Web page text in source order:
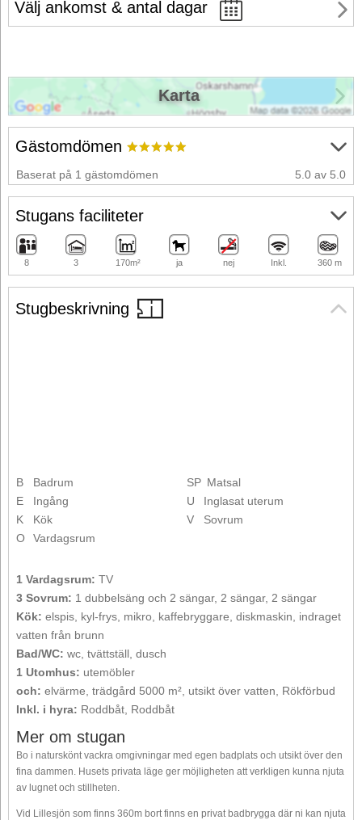
Välj ankomst & antal dagar
Stugbeskrivning
B
Badrum
E
Ingång
K
Kök
O
Vardagsrum
SP Matsal
U
Inglasat uterum
V
Sovrum
1 Vardagsrum: TV
3 Sovrum: 1 dubbelsäng och 2 sängar, 2 sängar, 2 sängar
Kök: elspis, kyl-frys, mikro, kaffebryggare, diskmaskin, indraget
vatten från brunn
Bad/WC: wc, tvättställ, dusch
1 Utomhus: utemöbler
och: elvärme, trädgård 5000 m², utsikt över vatten, Rökförbud
Inkl. i hyra: Roddbåt, Roddbåt
Mer om stugan
Bo i naturskönt vackra omgivningar med egen badplats och utsikt över den
fina dammen. Husets privata läge ger möjligheten att verkligen kunna njuta
av lugnet och stillheten.
Vid Lillesjön som finns 360m bort finns en privat badbrygga där ni kan njuta
Gästomdömen
Baserat på 1 gästomdömen 5.0 av 5.0
Stugans faciliteter
8 3 170m² ja nej Inkl. 360 m
Karta